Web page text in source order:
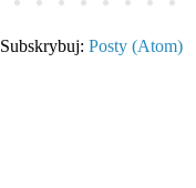
Subskrybuj: Posty (Atom)